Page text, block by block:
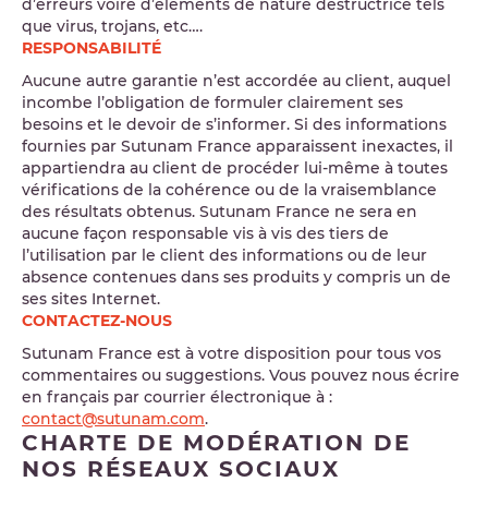
d’erreurs voire d’éléments de nature destructrice tels
que virus, trojans, etc….
RESPONSABILITÉ
Aucune autre garantie n’est accordée au client, auquel
incombe l’obligation de formuler clairement ses
besoins et le devoir de s’informer. Si des informations
fournies par Sutunam France apparaissent inexactes, il
appartiendra au client de procéder lui-même à toutes
vérifications de la cohérence ou de la vraisemblance
des résultats obtenus. Sutunam France ne sera en
aucune façon responsable vis à vis des tiers de
l’utilisation par le client des informations ou de leur
absence contenues dans ses produits y compris un de
ses sites Internet.
CONTACTEZ-NOUS
Sutunam France est à votre disposition pour tous vos
commentaires ou suggestions. Vous pouvez nous écrire
en français par courrier électronique à :
contact@sutunam.com.
CHARTE DE MODÉRATION DE
NOS RÉSEAUX SOCIAUX